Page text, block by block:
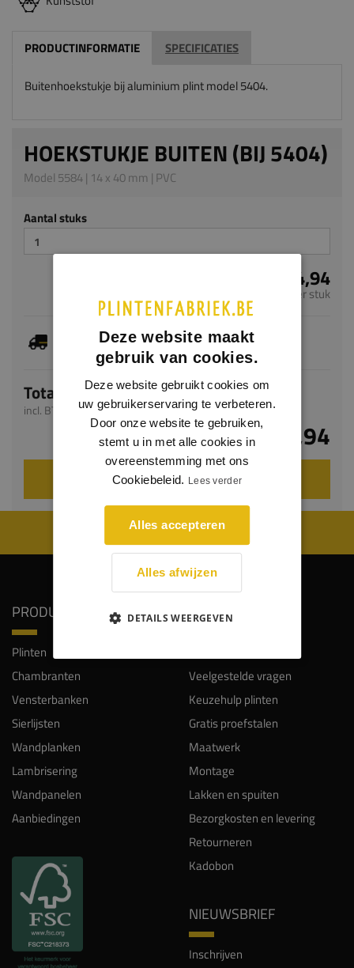
PRODUCTINFORMATIE SPECIFICATIES
Buitenhoekstukje bij aluminium plint model 5404.
HOEKSTUKJE BUITEN (BIJ 5404)
Model 5584 | 14 x 40 mm | PVC
Aantal stuks
€ 4,94
per stuk
Je hebt gekozen voor maatwerk, de verwachte
levertijd bedraagt 20-22 werkdagen
Totaal
incl. BTW
€ 4,94
VOEG TOE AAN WINKELWAGEN
WIJ WORDEN BEOORDEELD MET EEN 8.8
PRODUCTEN
Plinten
Chambranten
Vensterbanken
Sierlijsten
Wandplanken
Lambrisering
Wandpanelen
Aanbiedingen
SERVICE
Veelgestelde vragen
Keuzehulp plinten
Gratis proefstalen
Maatwerk
Montage
Lakken en spuiten
Bezorgkosten en levering
Retourneren
Kadobon
NIEUWSBRIEF
Inschrijven
Deze website maakt
gebruik van cookies.
Deze website gebruikt cookies om
uw gebruikerservaring te verbeteren.
Door onze website te gebruiken,
stemt u in met alle cookies in
overeenstemming met ons
Cookiebeleid. Lees verder
Alles accepteren
Alles afwijzen
DETAILS WEERGEVEN